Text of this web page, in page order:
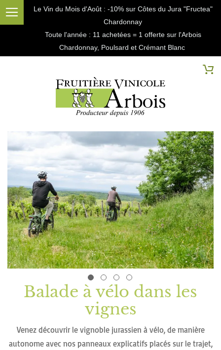
Le Vin du Mois d'Août : -10% sur Côtes du Jura "Fructea"
Chardonnay
Toute l'année : 11 achetées = 1 offerte sur l'Arbois
Chardonnay, Poulsard et Crémant Blanc
à
la
de
la
galerie
d’images
Passer
la
Balade à vélo dans les
vignes
Venez découvrir le vignoble jurassien à vélo, de manière
autonome avec nos panneaux explicatifs placés sur le trajet,